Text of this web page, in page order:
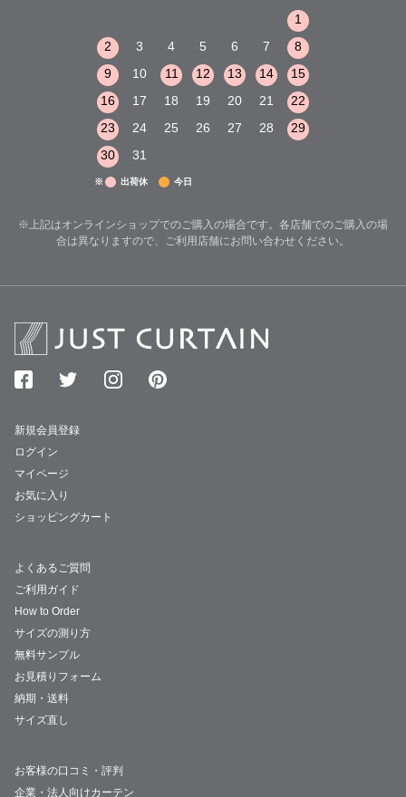
1
2
3 4 5 6 7
8
9
10 11 12 13 14
15
16
17 18 19 20 21
22
23
24 25 26 27 28
29
30
31
※ 出荷休 今日
※上記はオンラインショップでのご購入の場合です。各店舗でのご購入の場
合は異なりますので、ご利用店舗にお問い合わせください。
新規会員登録
ログイン
マイページ
お気に入り
ショッピングカート
よくあるご質問
ご利用ガイド
How to Order
サイズの測り方
無料サンプル
お見積りフォーム
納期・送料
サイズ直し
お客様の口コミ・評判
企業・法人向けカーテン